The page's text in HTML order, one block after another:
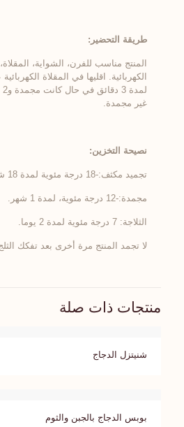
طريقة التحضير:
المنتج مناسب للفرن، الشواية،
غير مجمدة.
نصيحة التخزين:
تجميد مكثف:-18 درجة مئوية لمدة 18 شهرا بعد الإنتاج
مجمدة:-12 درجة مئوية، لمدة 1 شهر.
الثلاجة: 7 درجة مئوية لمدة 2 يوما.
لا تجمد المنتج مرة أخرى بعد تفكك
منتجات ذات صلة
شنيتزل الدجاج
بوبس الدجاج بالجبن والثوم